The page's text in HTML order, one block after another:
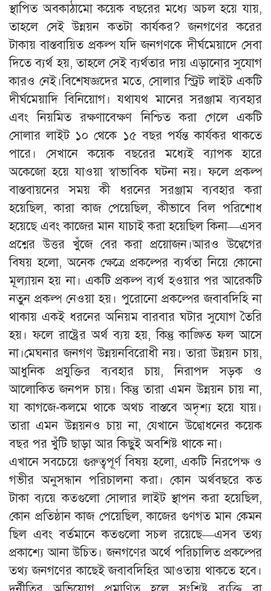
স্থাপিত অবকাঠামো কয়েক বছরের মধ্যে অচল হয়ে যায়,
তাহলে সেই উন্নয়ন কতটা কার্যকর? জনগণের করের
টাকায় বাস্তবায়িত প্রকল্প যদি জনগণকে দীর্ঘমেয়াদে সেবা
দিতে ব্যর্থ হয়, তাহলে সেই ব্যর্থতার দায় এড়ানোর সুযোগ
কারও নেই।বিশেষজ্ঞদের মতে, সোলার স্ট্রিট লাইট একটি
দীর্ঘমেয়াদি বিনিয়োগ। যথাযথ মানের সরঞ্জাম ব্যবহার
এবং নিয়মিত রক্ষণাবেক্ষণ নিশ্চিত করা গেলে একটি
সোলার লাইট ১০ থেকে ১৫ বছর পর্যন্ত কার্যকর থাকতে
পারে। সেখানে কয়েক বছরের মধ্যেই ব্যাপক হারে
অকেজো হয়ে যাওয়া স্বাভাবিক ঘটনা নয়। ফলে প্রকল্প
বাস্তবায়নের সময় কী ধরনের সরঞ্জাম ব্যবহার করা
হয়েছিল, কারা কাজ পেয়েছিল, কীভাবে বিল পরিশোধ
হয়েছে এবং কাজের মান যাচাই করা হয়েছিল কিনা—এসব
প্রশ্নের উত্তর খুঁজে বের করা প্রয়োজন।আরও উদ্বেগের
বিষয় হলো, অনেক ক্ষেত্রে প্রকল্পের ব্যর্থতা নিয়ে কোনো
মূল্যায়ন হয় না। একটি প্রকল্প ব্যর্থ হওয়ার পর আরেকটি
নতুন প্রকল্প নেওয়া হয়। পুরোনো প্রকল্পের জবাবদিহি না
থাকায় একই ধরনের অনিয়ম বারবার ঘটার সুযোগ তৈরি
হয়। ফলে রাষ্ট্রের অর্থ ব্যয় হয়, কিন্তু কাঙ্ক্ষিত ফল আসে
না।মেঘনার জনগণ উন্নয়নবিরোধী নয়। তারা উন্নয়ন চায়,
আধুনিক প্রযুক্তির ব্যবহার চায়, নিরাপদ সড়ক ও
আলোকিত জনপদ চায়। কিন্তু তারা এমন উন্নয়ন চায় না,
যা কাগজে-কলমে থাকে অথচ বাস্তবে অদৃশ্য হয়ে যায়।
তারা এমন উন্নয়নও চায় না, যেখানে উদ্বোধনের কয়েক
বছর পর খুঁটি ছাড়া আর কিছুই অবশিষ্ট থাকে না।
এখানে সবচেয়ে গুরুত্বপূর্ণ বিষয় হলো, একটি নিরপেক্ষ ও
গভীর অনুসন্ধান পরিচালনা করা। কোন অর্থবছরে কত
টাকা ব্যয়ে কতগুলো সোলার লাইট স্থাপন করা হয়েছিল,
কোন প্রতিষ্ঠান কাজ পেয়েছিল, কাজের গুণগত মান কেমন
ছিল এবং বর্তমানে কতগুলো সচল রয়েছে—এসব তথ্য
প্রকাশ্যে আনা উচিত। জনগণের অর্থে পরিচালিত প্রকল্পের
তথ্য জনগণের কাছেই জবাবদিহির আওতায় থাকতে হবে।